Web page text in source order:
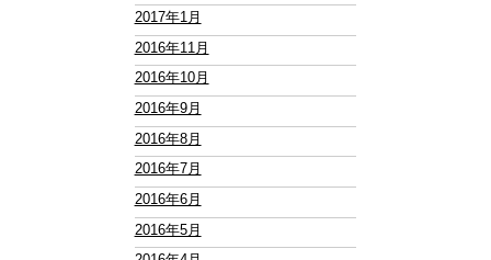
2017年1月
2016年11月
2016年10月
2016年9月
2016年8月
2016年7月
2016年6月
2016年5月